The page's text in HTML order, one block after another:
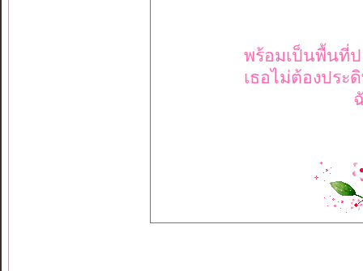
พร้อมเป็นพื้นที่ป
เธอไม่ต้องประ